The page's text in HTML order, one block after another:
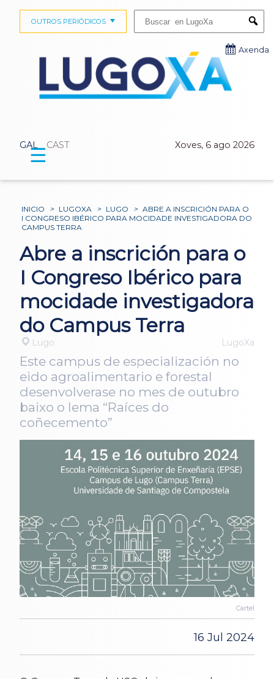
GAL CAST Xoves, 6 ago 2026
OUTROS PERIÓDICOS
Axenda
☰
INICIO > LUGOXA > LUGO > ABRE A INSCRICIÓN PARA O
I CONGRESO IBÉRICO PARA MOCIDADE INVESTIGADORA DO
CAMPUS TERRA
Abre a inscrición para o
I Congreso Ibérico para
mocidade investigadora
do Campus Terra
Lugo LugoXa
Este campus de especialización no
eido agroalimentario e forestal
desenvolverase no mes de outubro
baixo o lema “Raíces do
coñecemento”
Cartel
16 Jul 2024